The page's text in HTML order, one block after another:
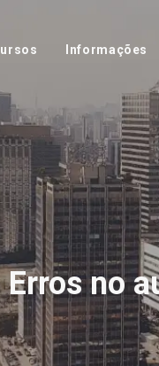
Informações
no